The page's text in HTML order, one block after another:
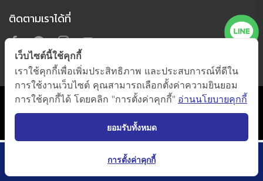
ติดตามเราได้ที่
นโยบายการใช้คุกกี้ และนโยบายความเป็นส่วนตัว @ 2021 by
เว็บไซต์นี้ใช้คุกกี้
เราใช้คุกกี้เพื่อเพิ่มประสิทธิภาพ และประสบการณ์ที่ดีใน
การใช้งานเว็บไซต์ คุณสามารถเลือกตั้งค่าความยินยอม
การใช้คุกกี้ได้ โดยคลิก "การตั้งค่าคุกกี้" อ่านนโยบายคุกกี้
ยอมรับทั้งหมด
การตั้งค่าคุกกี้